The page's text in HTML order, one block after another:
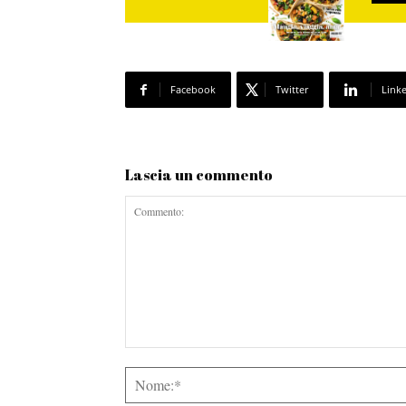
Facebook Twitter
Lascia un commento